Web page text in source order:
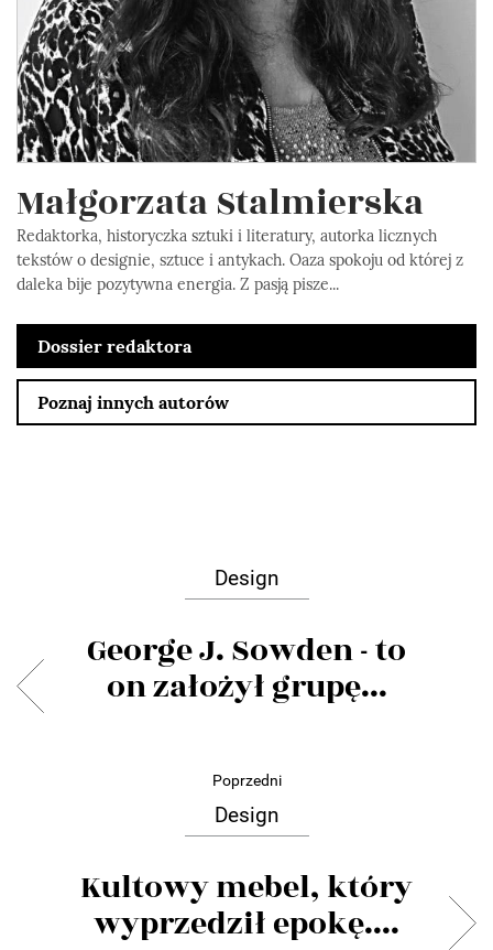
Małgorzata Stalmierska
Redaktorka, historyczka sztuki i literatury, autorka licznych
tekstów o designie, sztuce i antykach. Oaza spokoju od której z
daleka bije pozytywna energia. Z pasją pisze...
Dossier redaktora
Poznaj innych autorów
Design
George J. Sowden - to
on założył grupę...
Poprzedni
Design
Kultowy mebel, który
wyprzedził epokę....